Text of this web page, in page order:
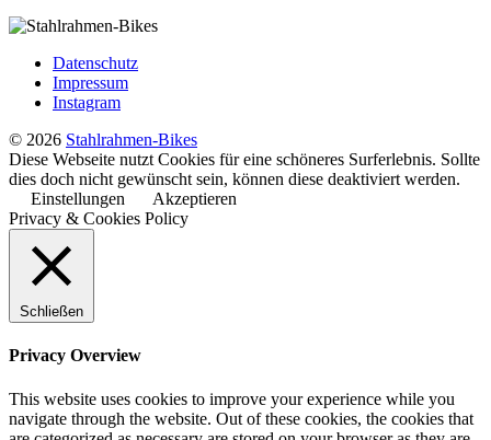
Datenschutz
Impressum
Instagram
© 2026 Stahlrahmen-Bikes
Diese Webseite nutzt Cookies für eine schöneres Surferlebnis. Sollte
dies doch nicht gewünscht sein, können diese deaktiviert werden.
Einstellungen
Akzeptieren
Privacy & Cookies Policy
Schließen
Privacy Overview
This website uses cookies to improve your experience while you
navigate through the website. Out of these cookies, the cookies that